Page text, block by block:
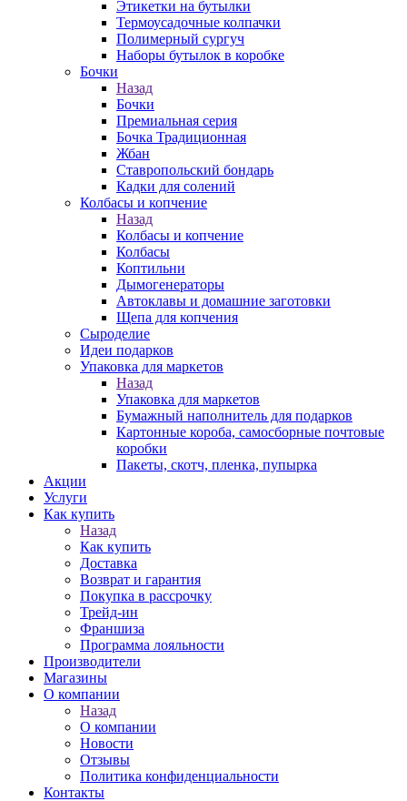
Этикетки на бутылки
Термоусадочные колпачки
Полимерный сургуч
Наборы бутылок в коробке
Бочки
Назад
Бочки
Премиальная серия
Бочка Традиционная
Жбан
Ставропольский бондарь
Кадки для солений
Колбасы и копчение
Назад
Колбасы и копчение
Колбасы
Коптильни
Дымогенераторы
Автоклавы и домашние заготовки
Щепа для копчения
Сыроделие
Идеи подарков
Упаковка для маркетов
Назад
Упаковка для маркетов
Бумажный наполнитель для подарков
Картонные короба, самосборные почтовые
коробки
Пакеты, скотч, пленка, пупырка
Акции
Услуги
Как купить
Назад
Как купить
Доставка
Возврат и гарантия
Покупка в рассрочку
Трейд-ин
Франшиза
Программа лояльности
Производители
Магазины
О компании
Назад
О компании
Новости
Отзывы
Политика конфиденциальности
Контакты